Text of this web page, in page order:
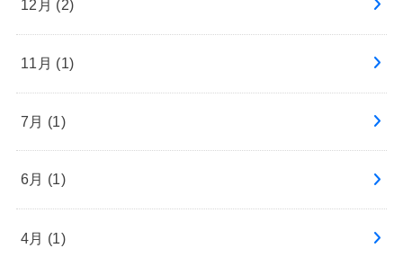
12月 (2)
11月 (1)
7月 (1)
6月 (1)
4月 (1)